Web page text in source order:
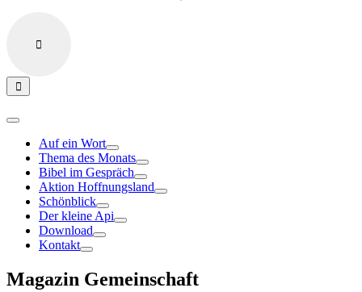
Auf ein Wort
Thema des Monats
Bibel im Gespräch
Aktion Hoffnungsland
Schönblick
Der kleine Api
Download
Kontakt
Magazin Gemeinschaft